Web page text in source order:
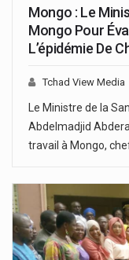
Mongo : Le
Mongo Pour
L’épidémie De
Tchad View Media
Le Ministre de la
Abdelmadjid
travail à Mongo,